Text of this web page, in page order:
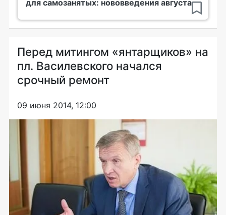
для самозанятых: нововведения августа
Перед митингом «янтарщиков» на
пл. Василевского начался
срочный ремонт
09 июня 2014, 12:00